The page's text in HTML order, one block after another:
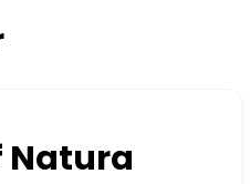
Natura